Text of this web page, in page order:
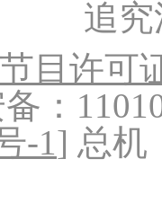
追
目许可
：
-1] 总机